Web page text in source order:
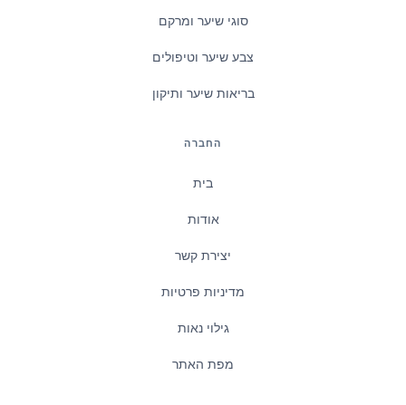
סוגי שיער ומרקם
צבע שיער וטיפולים
בריאות שיער ותיקון
החברה
בית
אודות
יצירת קשר
מדיניות פרטיות
גילוי נאות
מפת האתר